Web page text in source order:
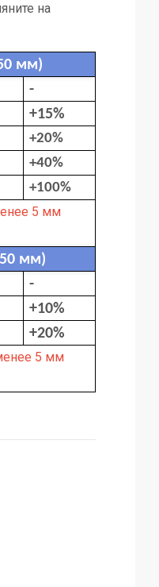
на
мм)
-
+15%
+20%
+40%
+100%
5 мм
мм)
-
+10%
+20%
5 мм